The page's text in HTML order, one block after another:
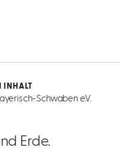
Erde.
Schwaben e.V.